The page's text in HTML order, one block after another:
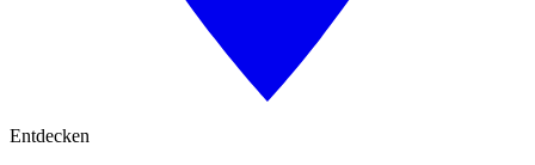
Entdecken